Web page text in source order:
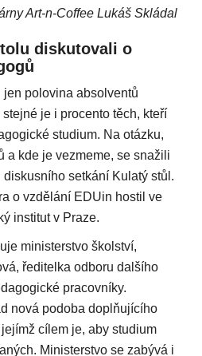
Art-n-Coffee Lukáš Skládal
diskutovali o
polovina absolventů
je i procento těch, kteří
studium. Na otázku,
a kde je vezmeme, se snažili
setkání Kulatý stůl.
o vzdělání EDUin hostil ve
institut v Praze.
ministerstvo školství,
ředitelka odboru dalšího
pracovníky.
nová podoba doplňujícího
cílem je, aby studium
Ministerstvo se zabývá i